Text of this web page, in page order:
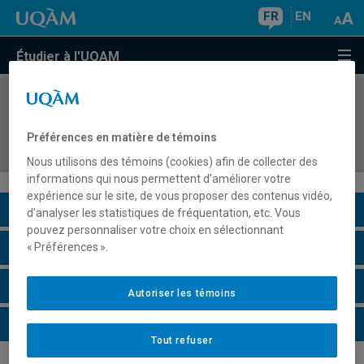
FR EN
Étudier à l'UQAM
COURS//
l'intelligence artificielle
Description du cours
Horaire - Été 2026
Horaire - Automne 2026
Horaire - Hiver 2027
Préférences en matière de témoins
Nous utilisons des témoins (cookies) afin de collecter des
informations qui nous permettent d’améliorer votre
expérience sur le site, de vous proposer des contenus vidéo,
d’analyser les statistiques de fréquentation, etc. Vous
pouvez personnaliser votre choix en sélectionnant
« Préférences ».
Tout refuser
Autoriser les témoins